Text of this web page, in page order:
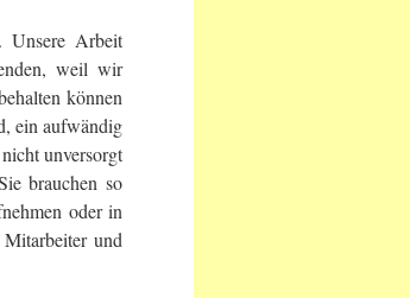
Unsere Arbeit
weil wir
können
ein aufwändig
unversorgt
brauchen so
oder in
und